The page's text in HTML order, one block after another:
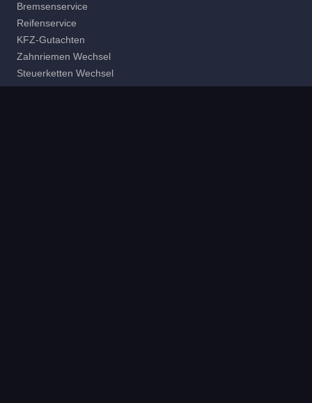
Bremsenservice
Reifenservice
KFZ-Gutachten
Zahnriemen Wechsel
Steuerketten Wechsel